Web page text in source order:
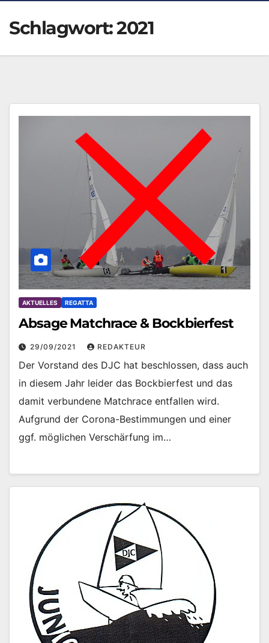
Schlagwort:2021
AKTUELLES REGATTA
Absage Matchrace & Bockbierfest
29/09/2021 REDAKTEUR
Der Vorstand des DJC hat beschlossen, dass auch
in diesem Jahr leider das Bockbierfest und das
damit verbundene Matchrace entfallen wird.
Aufgrund der Corona-Bestimmungen und einer
ggf. möglichen Verschärfung im…